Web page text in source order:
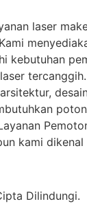
laser
kebutuhan
kami dikenal
Dilindungi.